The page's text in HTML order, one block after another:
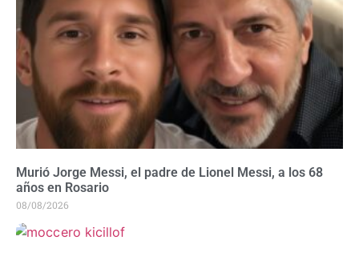
Murió Jorge Messi, el padre de Lionel Messi, a los 68
años en Rosario
08/08/2026